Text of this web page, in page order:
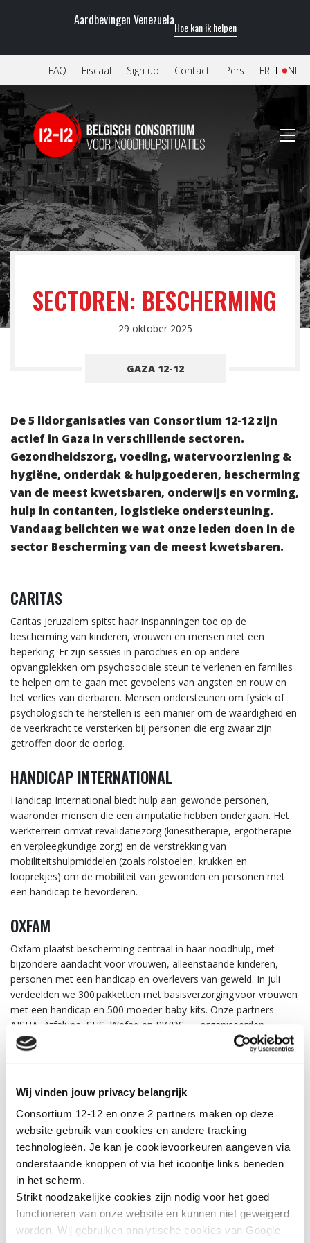
Wij vinden jouw privacy belangrijk
Consortium 12-12 en onze 2 partners maken op deze
website gebruik van cookies en andere tracking
technologieën. Je kan je cookievoorkeuren aangeven via
onderstaande knoppen of via het icoontje links beneden
in het scherm.
Strikt noodzakelijke cookies zijn nodig voor het goed
functioneren van onze website en kunnen niet geweigerd
worden. Wij gebruiken analytische cookies van Google
Aardbevingen VenezuelaHoe kan ik helpen
FAQ Fiscaal Sign up Contact Pers NL
FR
SECTOREN: BESCHERMING
29 oktober 2025
GAZA 12-12
De 5 lidorganisaties van Consortium 12-12 zijn
actief in Gaza in verschillende sectoren.
Gezondheidszorg, voeding, watervoorziening &
hygiëne, onderdak & hulpgoederen, bescherming
van de meest kwetsbaren, onderwijs en vorming,
hulp in contanten, logistieke ondersteuning.
Vandaag belichten we wat onze leden doen in de
sector Bescherming van de meest kwetsbaren.
CARITAS
Caritas Jeruzalem spitst haar inspanningen toe op de
bescherming van kinderen, vrouwen en mensen met een
beperking. Er zijn sessies in parochies en op andere
opvangplekken om psychosociale steun te verlenen en families
te helpen om te gaan met gevoelens van angsten en rouw en
het verlies van dierbaren. Mensen ondersteunen om fysiek of
psychologisch te herstellen is een manier om de waardigheid en
de veerkracht te versterken bij personen die erg zwaar zijn
getroffen door de oorlog.
HANDICAP INTERNATIONAL
Handicap International biedt hulp aan gewonde personen,
waaronder mensen die een amputatie hebben ondergaan. Het
werkterrein omvat revalidatiezorg (kinesitherapie, ergotherapie
en verpleegkundige zorg) en de verstrekking van
mobiliteitshulpmiddelen (zoals rolstoelen, krukken en
looprekjes) om de mobiliteit van gewonden en personen met
een handicap te bevorderen.
OXFAM
Oxfam plaatst bescherming centraal in haar noodhulp, met
bijzondere aandacht voor vrouwen, alleenstaande kinderen,
personen met een handicap en overlevers van geweld. In juli
verdeelden we 300 pakketten met basisverzorgingvoor vrouwen
met een handicap en 500 moeder-baby-kits. Onze partners —
AISHA, Atfaluna, SHS, Wefaq en RWDS — organiseerden
psychosociale sessies voor 5.040 meisjes en identificeerden
niet-begeleide kinderen om hen door te verwijzen naar gepaste
PLAN INTERNATIONAL
Plan International bereikte 8.500 kinderen met psychosociale
ondersteuning en richtte zeven veilige leerplaatsen op waar
kinderen zowel onderwijs als mentale begeleiding krijgen.
Morgen: Hoe we proberen om de kinderen van Gaza van
onderwijs te voorzien.